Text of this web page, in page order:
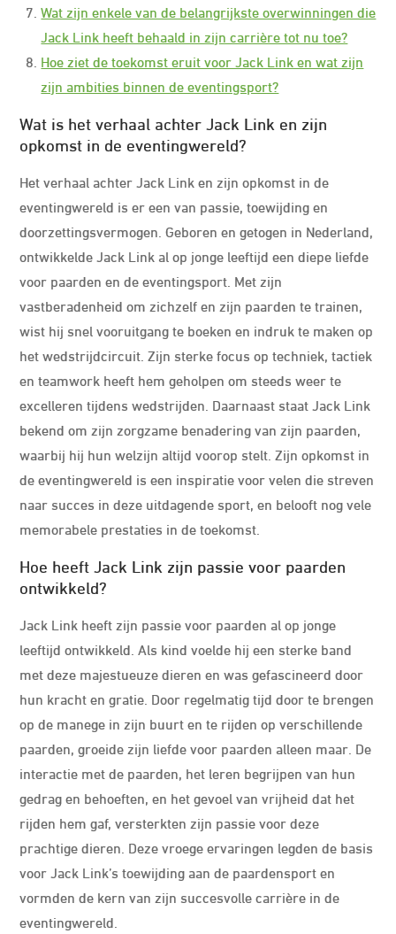
Wat zijn enkele van de belangrijkste overwinningen die
Jack Link heeft behaald in zijn carrière tot nu toe?
Hoe ziet de toekomst eruit voor Jack Link en wat zijn
zijn ambities binnen de eventingsport?
Wat is het verhaal achter Jack Link en zijn
opkomst in de eventingwereld?
Het verhaal achter Jack Link en zijn opkomst in de
eventingwereld is er een van passie, toewijding en
doorzettingsvermogen. Geboren en getogen in Nederland,
ontwikkelde Jack Link al op jonge leeftijd een diepe liefde
voor paarden en de eventingsport. Met zijn
vastberadenheid om zichzelf en zijn paarden te trainen,
wist hij snel vooruitgang te boeken en indruk te maken op
het wedstrijdcircuit. Zijn sterke focus op techniek, tactiek
en teamwork heeft hem geholpen om steeds weer te
excelleren tijdens wedstrijden. Daarnaast staat Jack Link
bekend om zijn zorgzame benadering van zijn paarden,
waarbij hij hun welzijn altijd voorop stelt. Zijn opkomst in
de eventingwereld is een inspiratie voor velen die streven
naar succes in deze uitdagende sport, en belooft nog vele
memorabele prestaties in de toekomst.
Hoe heeft Jack Link zijn passie voor paarden
ontwikkeld?
Jack Link heeft zijn passie voor paarden al op jonge
leeftijd ontwikkeld. Als kind voelde hij een sterke band
met deze majestueuze dieren en was gefascineerd door
hun kracht en gratie. Door regelmatig tijd door te brengen
op de manege in zijn buurt en te rijden op verschillende
paarden, groeide zijn liefde voor paarden alleen maar. De
interactie met de paarden, het leren begrijpen van hun
gedrag en behoeften, en het gevoel van vrijheid dat het
rijden hem gaf, versterkten zijn passie voor deze
prachtige dieren. Deze vroege ervaringen legden de basis
voor Jack Link’s toewijding aan de paardensport en
vormden de kern van zijn succesvolle carrière in de
eventingwereld.